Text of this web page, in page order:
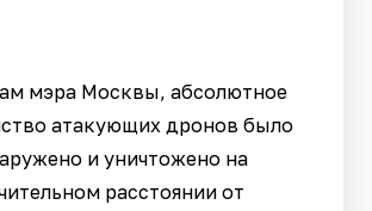
мэра Москвы, абсолютное
атакующих дронов было
и уничтожено на
расстоянии от